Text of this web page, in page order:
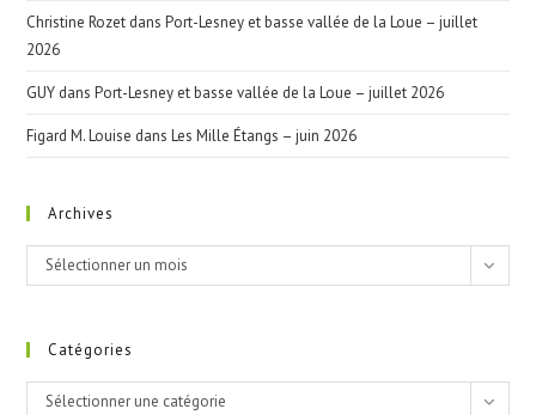
Christine Rozet dansPort-Lesney et basse vallée de la Loue – juillet
2026
GUY dansPort-Lesney et basse vallée de la Loue – juillet 2026
Figard M. Louise dansLes Mille Étangs – juin 2026
Archives
Archives
Sélectionner un mois
Catégories
Catégories
Sélectionner une catégorie